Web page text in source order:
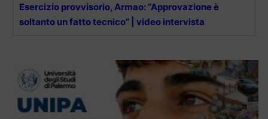
Esercizio provvisorio, Armao: “Approvazione è
soltanto un fatto tecnico” | video intervista